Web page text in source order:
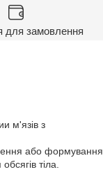
для замовлення
м'язів з
або формування
тіла.